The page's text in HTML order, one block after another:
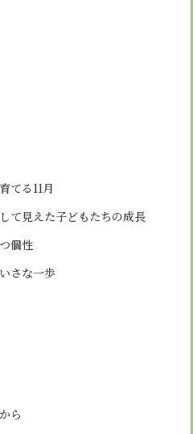
てる11月
て見えた子どもたちの成長
個性
さな一歩
ら